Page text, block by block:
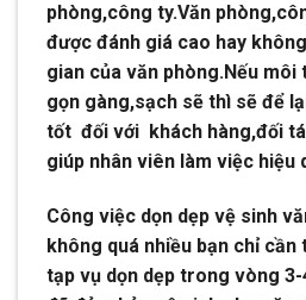
phòng,công ty.Văn
được đánh giá cao hay
gian của văn phòng.Nếu
gọn gàng,sạch sẽ thì sẽ để
tốt đối với khách hàng,đối
giúp nhân viên làm việc hiệu
Công việc dọn dẹp vệ sinh
không quá nhiều bạn chỉ
tạp vụ dọn dẹp trong vòng